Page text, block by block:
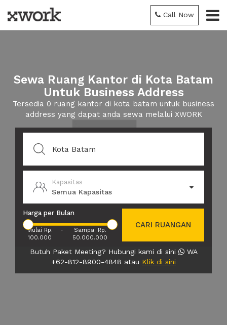
Call Now
Sewa Ruang Kantor di Kota Batam
Untuk Business Address
Tersedia 0 ruang kantor di kota batam untuk business
address yang dapat anda sewa melalui XWORK
Kapasitas
Semua Kapasitas
Harga per Bulan
Mulai Rp.
100.000
-
Sampai Rp.
50.000.000
CARI RUANGAN
Butuh Paket Meeting? Hubungi kami di sini
WA
+62-812-8900-4848 atau Klik di sini